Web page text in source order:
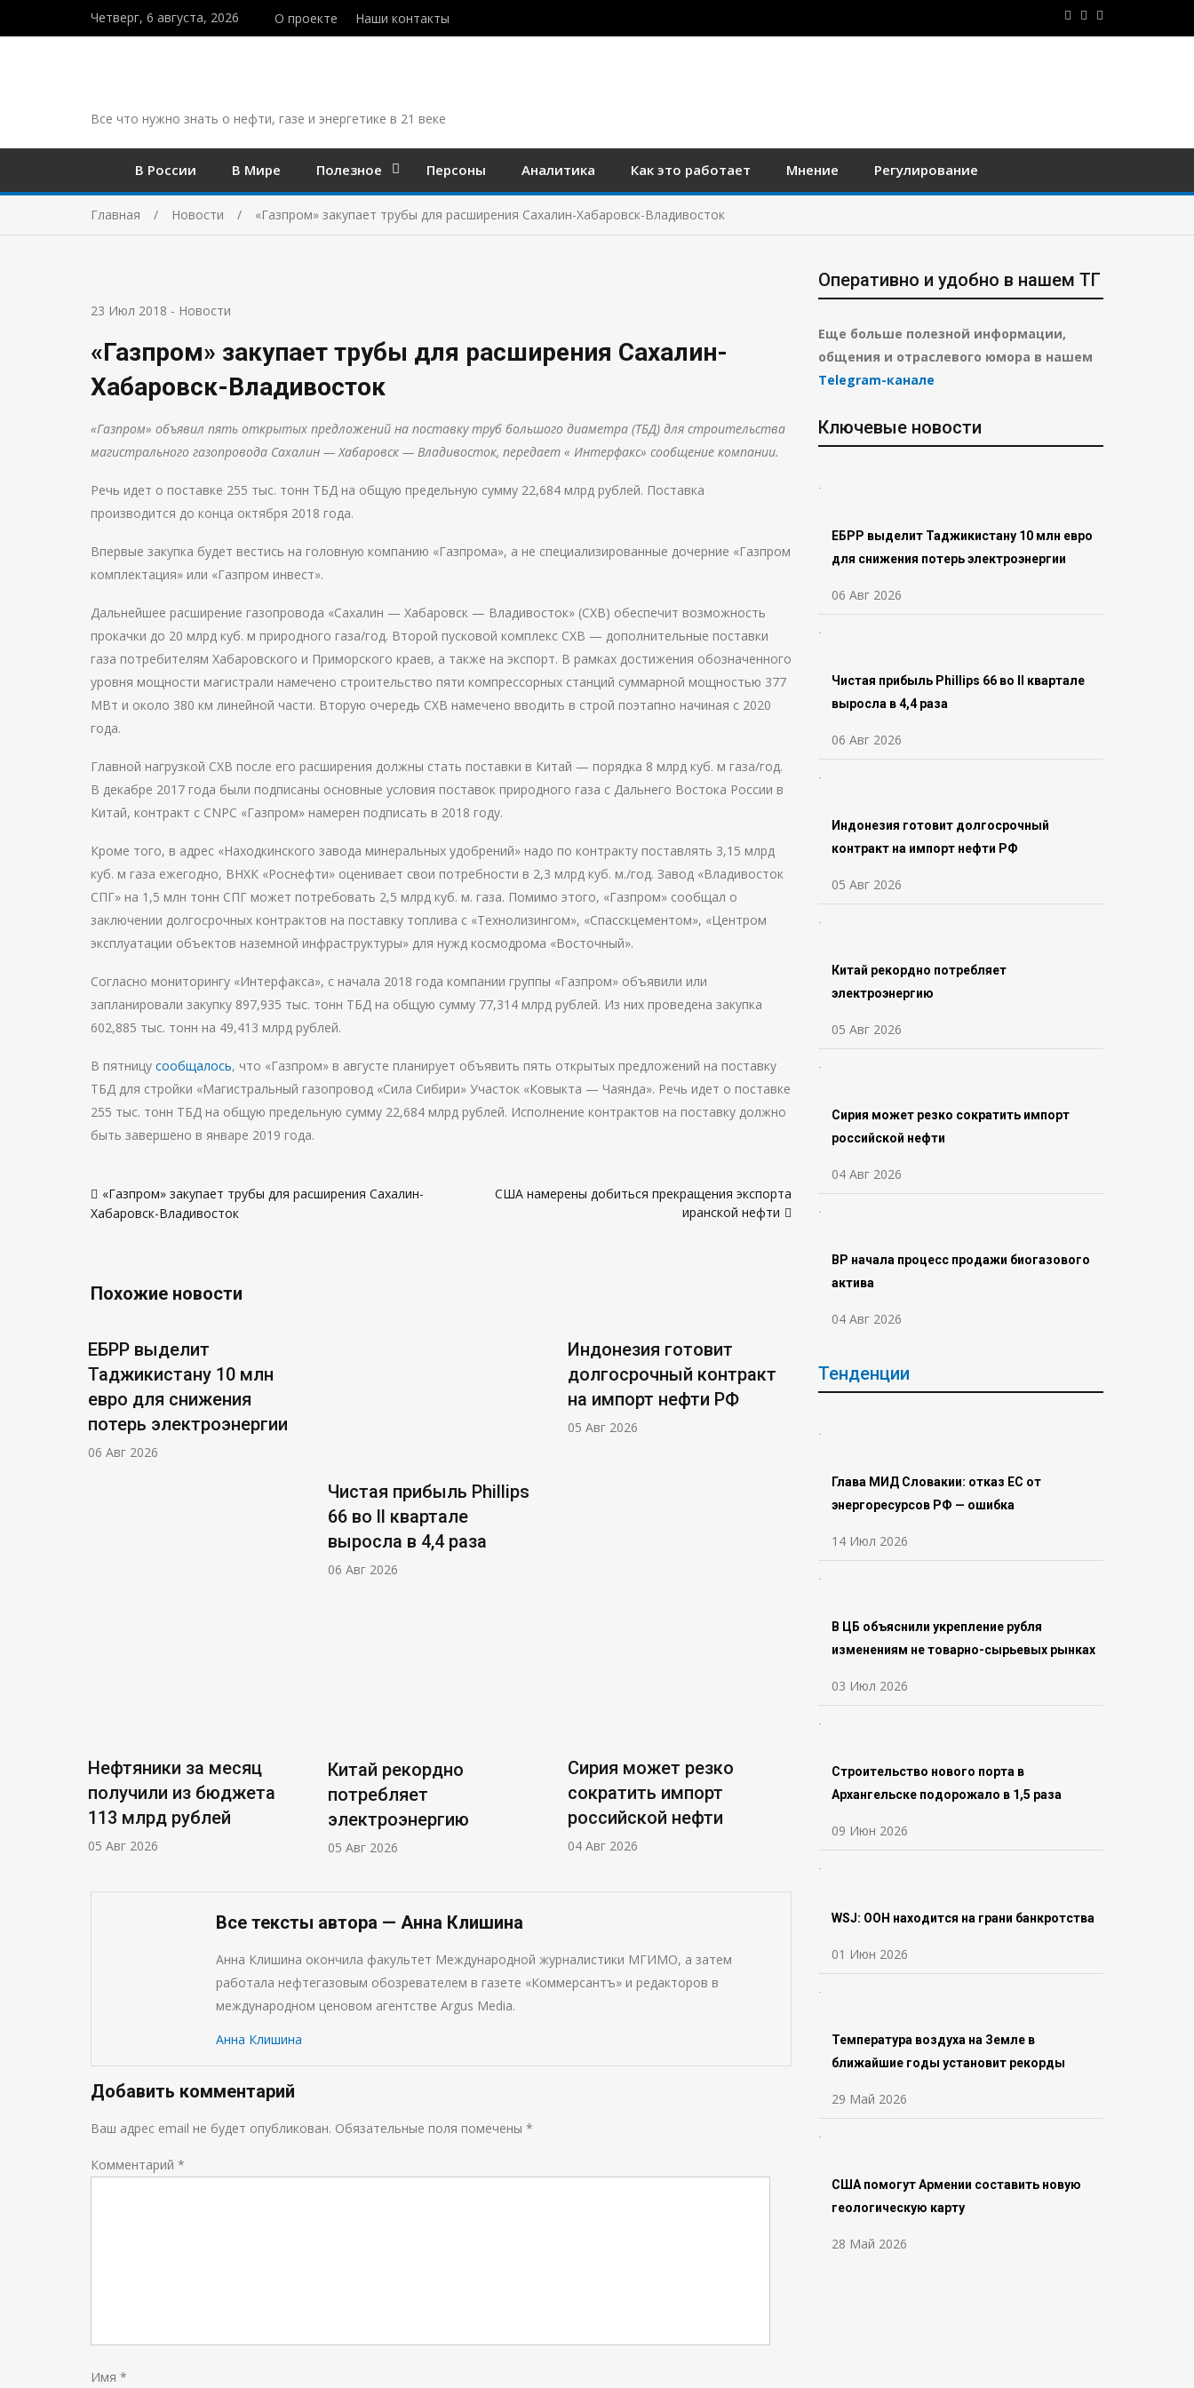
Четверг, 6 августа, 2026 О проекте Наши контакты
Все что нужно знать о нефти, газе и энергетике в 21 веке
В России В Мире Полезное Персоны Аналитика Как это работает Мнение Регулирование
Главная Новости «Газпром» закупает трубы для расширения Сахалин-Хабаровск-Владивосток
23 Июл 2018 - Новости
«Газпром» закупает трубы для расширения Сахалин-
Хабаровск-Владивосток
«Газпром» объявил пять открытых предложений на поставку труб большого диаметра (ТБД) для строительства
магистрального газопровода Сахалин — Хабаровск — Владивосток, передает « Интерфакс» сообщение компании.
Речь идет о поставке 255 тыс. тонн ТБД на общую предельную сумму 22,684 млрд рублей. Поставка
производится до конца октября 2018 года.
Впервые закупка будет вестись на головную компанию «Газпрома», а не специализированные дочерние «Газпром
комплектация» или «Газпром инвест».
Дальнейшее расширение газопровода «Сахалин — Хабаровск — Владивосток» (СХВ) обеспечит возможность
прокачки до 20 млрд куб. м природного газа/год. Второй пусковой комплекс СХВ — дополнительные поставки
газа потребителям Хабаровского и Приморского краев, а также на экспорт. В рамках достижения обозначенного
уровня мощности магистрали намечено строительство пяти компрессорных станций суммарной мощностью 377
МВт и около 380 км линейной части. Вторую очередь СХВ намечено вводить в строй поэтапно начиная с 2020
года.
Главной нагрузкой СХВ после его расширения должны стать поставки в Китай — порядка 8 млрд куб. м газа/год.
В декабре 2017 года были подписаны основные условия поставок природного газа с Дальнего Востока России в
Китай, контракт с CNPC «Газпром» намерен подписать в 2018 году.
Кроме того, в адрес «Находкинского завода минеральных удобрений» надо по контракту поставлять 3,15 млрд
куб. м газа ежегодно, ВНХК «Роснефти» оценивает свои потребности в 2,3 млрд куб. м./год. Завод «Владивосток
СПГ» на 1,5 млн тонн СПГ может потребовать 2,5 млрд куб. м. газа. Помимо этого, «Газпром» сообщал о
заключении долгосрочных контрактов на поставку топлива с «Технолизингом», «Спасскцементом», «Центром
эксплуатации объектов наземной инфраструктуры» для нужд космодрома «Восточный».
Согласно мониторингу «Интерфакса», с начала 2018 года компании группы «Газпром» объявили или
запланировали закупку 897,935 тыс. тонн ТБД на общую сумму 77,314 млрд рублей. Из них проведена закупка
602,885 тыс. тонн на 49,413 млрд рублей.
В пятницу сообщалось, что «Газпром» в августе планирует объявить пять открытых предложений на поставку
ТБД для стройки «Магистральный газопровод «Сила Сибири» Участок «Ковыкта — Чаянда». Речь идет о поставке
255 тыс. тонн ТБД на общую предельную сумму 22,684 млрд рублей. Исполнение контрактов на поставку должно
быть завершено в январе 2019 года.
по«Газпром» закупает трубы для расширения Сахалин-
Хабаровск-Владивосток
США намерены добиться прекращения экспорта
иранской нефти
Похожие новости
ЕБРР выделит
Таджикистану 10 млн
евро для снижения
потерь электроэнергии
06 Авг 2026
Чистая прибыль Phillips
66 во ll квартале
выросла в 4,4 раза
06 Авг 2026
Индонезия готовит
долгосрочный контракт
на импорт нефти РФ
05 Авг 2026
Нефтяники за месяц
получили из бюджета
113 млрд рублей
05 Авг 2026
Китай рекордно
потребляет
электроэнергию
05 Авг 2026
Сирия может резко
сократить импорт
российской нефти
04 Авг 2026
Все тексты автора — Анна Клишина
Анна Клишина окончила факультет Международной журналистики МГИМО, а затем
работала нефтегазовым обозревателем в газете «Коммерсантъ» и редакторов в
международном ценовом агентстве Argus Media.
Анна Клишина
Добавить комментарий
Ваш адрес email не будет опубликован. Обязательные поля помечены *
Комментарий *
Имя *
Оперативно и удобно в нашем ТГ
Еще больше полезной информации,
общения и отраслевого юмора в нашем
Telegram-канале
Ключевые новости
ЕБРР выделит Таджикистану 10 млн евро
для снижения потерь электроэнергии
06 Авг 2026
Чистая прибыль Phillips 66 во ll квартале
выросла в 4,4 раза
06 Авг 2026
Индонезия готовит долгосрочный
контракт на импорт нефти РФ
05 Авг 2026
Китай рекордно потребляет
электроэнергию
05 Авг 2026
Сирия может резко сократить импорт
российской нефти
04 Авг 2026
BP начала процесс продажи биогазового
актива
04 Авг 2026
Тенденции
Глава МИД Словакии: отказ ЕС от
энергоресурсов РФ — ошибка
14 Июл 2026
В ЦБ объяснили укрепление рубля
изменениям не товарно-сырьевых рынках
03 Июл 2026
Строительство нового порта в
Архангельске подорожало в 1,5 раза
09 Июн 2026
WSJ: ООН находится на грани банкротства
01 Июн 2026
Температура воздуха на Земле в
ближайшие годы установит рекорды
29 Май 2026
США помогут Армении составить новую
геологическую карту
28 Май 2026